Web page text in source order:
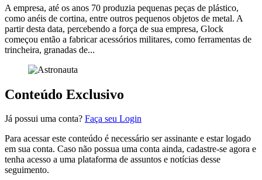
A empresa, até os anos 70 produzia pequenas peças de plástico,
como anéis de cortina, entre outros pequenos objetos de metal. A
partir desta data, percebendo a força de sua empresa, Glock
começou então a fabricar acessórios militares, como ferramentas de
trincheira, granadas de...
Conteúdo Exclusivo
Já possui uma conta? Faça seu Login
Para acessar este conteúdo é necessário ser assinante e estar logado
em sua conta. Caso não possua uma conta ainda, cadastre-se agora e
tenha acesso a uma plataforma de assuntos e notícias desse
seguimento.